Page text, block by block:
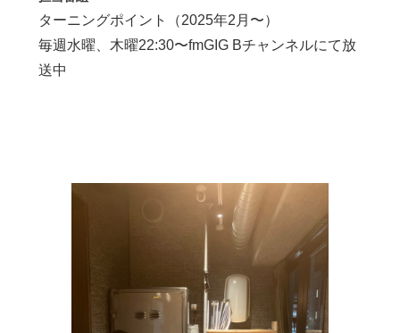
ターニングポイント（2025年2月〜）
毎週水曜、木曜22:30〜fmGIG Bチャンネルにて放
送中